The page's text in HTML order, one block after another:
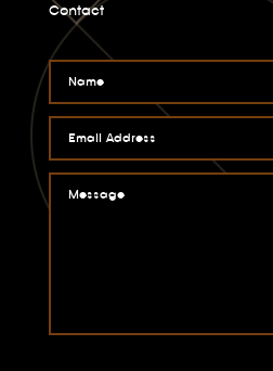
Contact